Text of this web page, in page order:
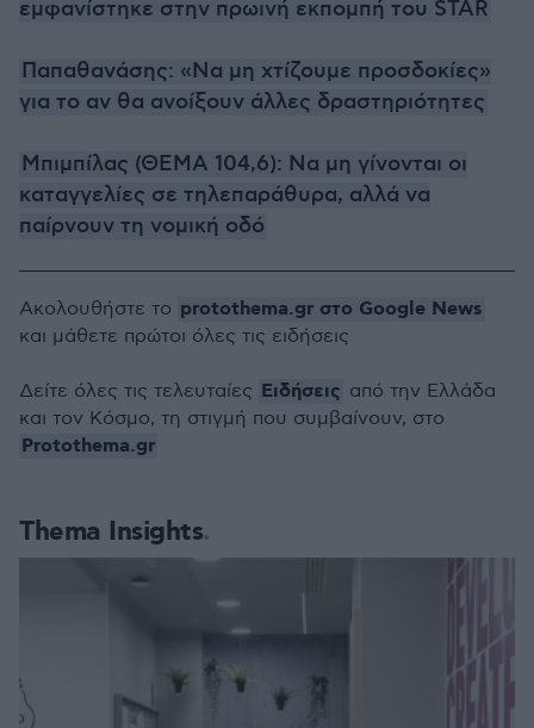
εμφανίστηκε στην πρωινή εκπομπή του STAR
Παπαθανάσης: «Να μη χτίζουμε προσδοκίες»
για το αν θα ανοίξουν άλλες δραστηριότητες
Μπιμπίλας (ΘΕΜΑ 104,6): Να μη γίνονται οι
καταγγελίες σε τηλεπαράθυρα, αλλά να
παίρνουν τη νομική οδό
Thema Insights
Ακολουθήστε το protothema.gr στο Google News
και μάθετε πρώτοι όλες τις ειδήσεις
Δείτε όλες τις τελευταίες Ειδήσεις από την Ελλάδα
και τον Κόσμο, τη στιγμή που συμβαίνουν, στο
Protothema.gr